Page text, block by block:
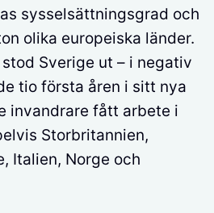
sysselsättningsgrad och
olika europeiska länder.
Sverige ut – i negativ
tio första åren i sitt nya
invandrare fått arbete i
Storbritannien,
Italien, Norge och